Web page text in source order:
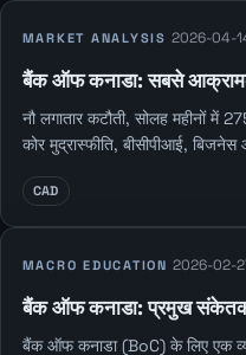
MARKET ANALYSIS 2026-04-
बैंक ऑफ कनाडा: सबसे
नौ लगातार कटौती, सोलह महीनों
कोर मुद्रास्फीति, बीसीपीआई,
CAD
MACRO EDUCATION 2026-02-
बैंक ऑफ कनाडा: प्रमुख संकेतक
बैंक ऑफ कनाडा (BoC) के लिए एक